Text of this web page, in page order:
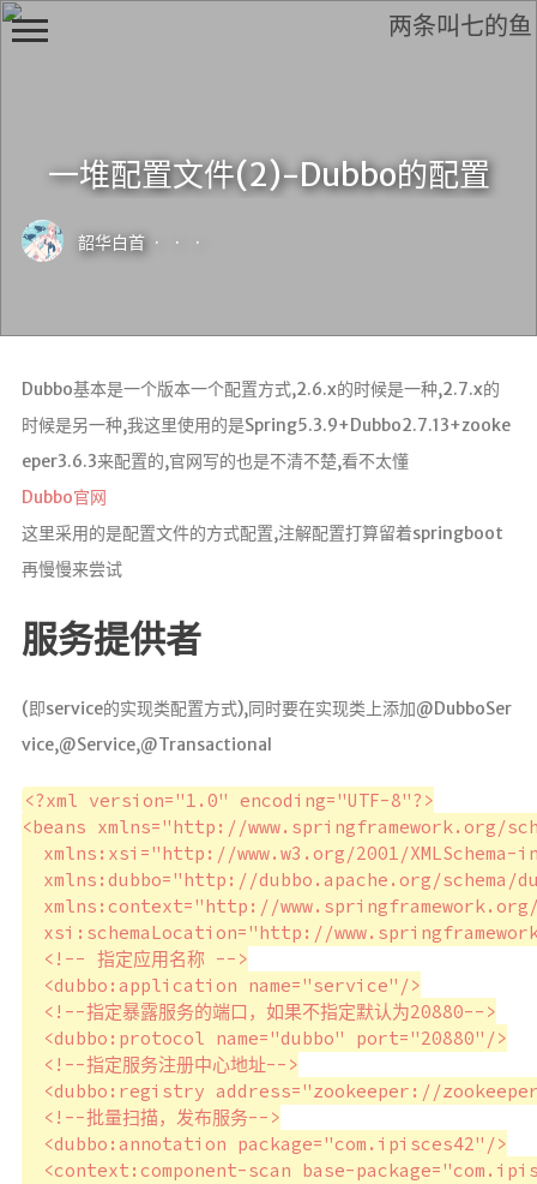
一堆配置文件(2)-Dubbo的配置
韶华白首 · · ·
Dubbo基本是一个版本一个配置方式,2.6.x的时候是一种,2.7.x的
时候是另一种,我这里使用的是Spring5.3.9+Dubbo2.7.13+zooke
eper3.6.3来配置的,官网写的也是不清不楚,看不太懂
Dubbo官网
这里采用的是配置文件的方式配置,注解配置打算留着springboot
再慢慢来尝试
服务提供者
(即service的实现类配置方式),同时要在实现类上添加@DubboSer
vice,@Service,@Transactional
<?xml version="1.0" encoding="UTF-8"?>
<beans xmlns="http://www.springframework.org/
xmlns:xsi="http://www.w3.org/2001/XMLSchema-
xmlns:dubbo="http://dubbo.apache.org/schema/
xmlns:context="http://
xsi:schemaLocation="http://
  <!-- 指定应用名称 -->
  <dubbo:application name="service"/>
  <!--指定暴露服务的端口，如果不指定默认为20880-->
  <dubbo:protocol name="dubbo" port="20880"/>
  <!--指定服务注册中心地址-->
<dubbo:registry address="zookeeper://zookeeper
  <!--批量扫描，发布服务-->
  <dubbo:annotation package="com.ipisces42"/>
<context:component-scan base-
两条叫七的鱼
e
首页
微服务
SpringCloud
Springboot2
SpringSecurity
Java
Maven
MQ消息队
列
Redis
八股文勘误
用来CV的
友链